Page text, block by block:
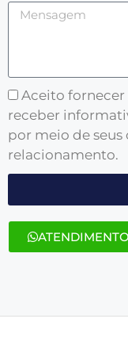
Aceito fornecer
receber
por meio de
relacionamento.